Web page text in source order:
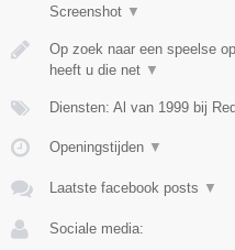
Screenshot ▼
Op zoek naar een speelse
heeft u die net ▼
Diensten: Al van 1999 bij
Openingstijden ▼
Laatste facebook posts ▼
Sociale media: